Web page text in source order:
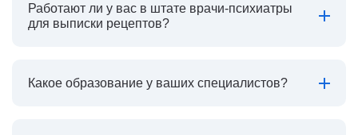
Работают ли у вас в штате врачи-психиатры
для выписки рецептов?
Какое образование у ваших специалистов?